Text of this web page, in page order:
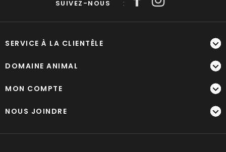
SUIVEZ-NOUS :
SERVICE À LA CLIENTÈLE
DOMAINE ANIMAL
MON COMPTE
NOUS JOINDRE